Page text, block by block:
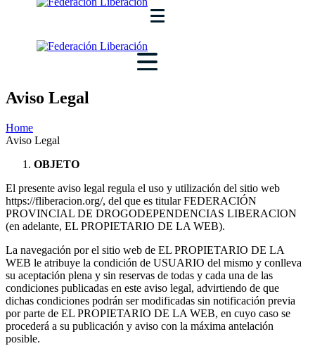
Aviso Legal
Home
Aviso Legal
OBJETO
El presente aviso legal regula el uso y utilización del sitio web
https://fliberacion.org/, del que es titular FEDERACIÓN
PROVINCIAL DE DROGODEPENDENCIAS LIBERACION
(en adelante, EL PROPIETARIO DE LA WEB).
La navegación por el sitio web de EL PROPIETARIO DE LA
WEB le atribuye la condición de USUARIO del mismo y conlleva
su aceptación plena y sin reservas de todas y cada una de las
condiciones publicadas en este aviso legal, advirtiendo de que
dichas condiciones podrán ser modificadas sin notificación previa
por parte de EL PROPIETARIO DE LA WEB, en cuyo caso se
procederá a su publicación y aviso con la máxima antelación
posible.